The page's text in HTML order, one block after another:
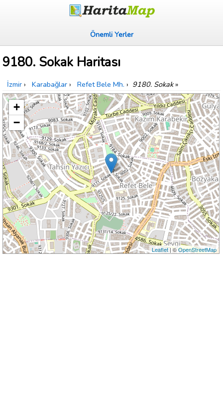
Önemli Yerler
9180. Sokak Haritası
İzmir › Karabağlar › Refet Bele Mh. › 9180. Sokak»
+
−
Leaflet| ©OpenStreetMap